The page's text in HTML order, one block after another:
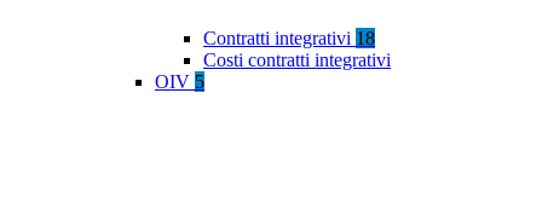
Contratti integrativi 18
Costi contratti integrativi
OIV 5